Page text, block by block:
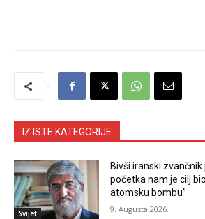
IZ ISTE KATEGORIJE
Svijet
Bivši iranski zvančnik
početka nam je cilj
atomsku bombu”
9. Augusta 2026.